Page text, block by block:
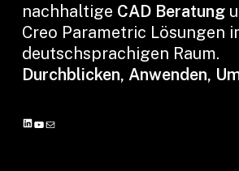
nachhaltige CAD Beratung
Creo Parametric Lösungen
deutschsprachigen Raum.
Durchblicken, Anwenden,
L Y E